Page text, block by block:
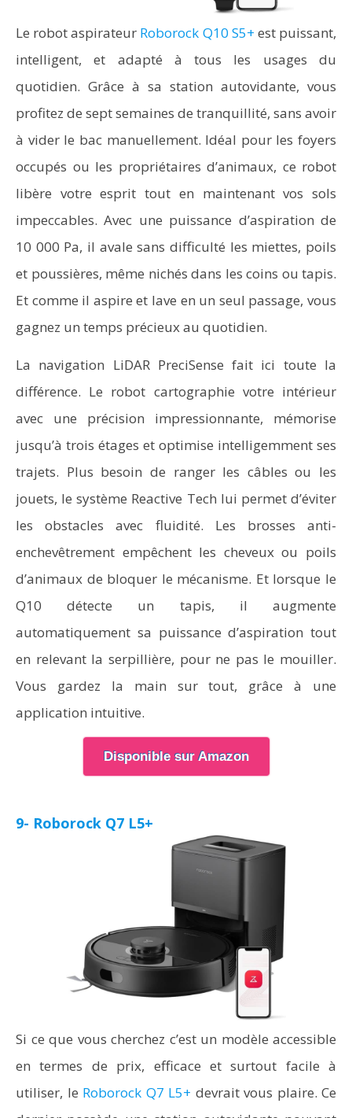
Le robot aspirateur Roborock Q10 S5+ est puissant,
intelligent, et adapté à tous les usages du
quotidien. Grâce à sa station autovidante, vous
profitez de sept semaines de tranquillité, sans avoir
à vider le bac manuellement. Idéal pour les foyers
occupés ou les propriétaires d’animaux, ce robot
libère votre esprit tout en maintenant vos sols
impeccables. Avec une puissance d’aspiration de
10 000 Pa, il avale sans difficulté les miettes, poils
et poussières, même nichés dans les coins ou tapis.
Et comme il aspire et lave en un seul passage, vous
gagnez un temps précieux au quotidien.
La navigation LiDAR PreciSense fait ici toute la
différence. Le robot cartographie votre intérieur
avec une précision impressionnante, mémorise
jusqu’à trois étages et optimise intelligemment ses
trajets. Plus besoin de ranger les câbles ou les
jouets, le système Reactive Tech lui permet d’éviter
les obstacles avec fluidité. Les brosses anti-
enchevêtrement empêchent les cheveux ou poils
d’animaux de bloquer le mécanisme. Et lorsque le
Q10 détecte un tapis, il augmente
automatiquement sa puissance d’aspiration tout
en relevant la serpillière, pour ne pas le mouiller.
Vous gardez la main sur tout, grâce à une
application intuitive.
Disponible sur Amazon
9- Roborock Q7 L5+
Si ce que vous cherchez c’est un modèle accessible
en termes de prix, efficace et surtout facile à
utiliser, le Roborock Q7 L5+ devrait vous plaire. Ce